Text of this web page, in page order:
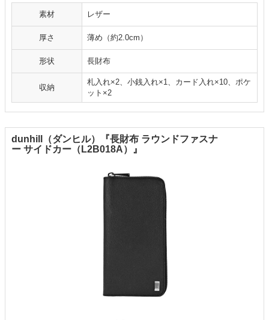
素材 レザー
厚さ 薄め（約2.0cm）
形状 長財布
収納
札入れ×2、小銭入れ×1、カード入れ×10、ポケ
ット×2
dunhill（ダンヒル）『長財布 ラウンドファスナ
ー サイドカー（L2B018A）』